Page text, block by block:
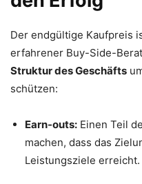
Der endgültige Kaufpreis
erfahrener Buy-Side-
Struktur des Geschäfts
schützen:
Earn-outs: Einen Teil
machen, dass das
Leistungsziele erreicht.